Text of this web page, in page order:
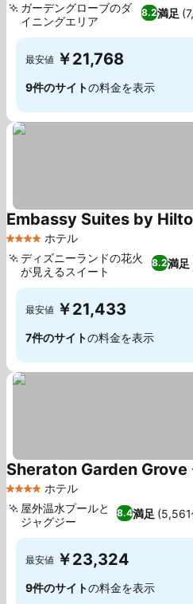
8.2満足
ガーデングローブのダ
イニングエリア
最安値 ￥21,768
9件のサイトの料金を表示
4 ホテルのランク
ホテル
Embassy Suites by
8.2満足
ディズニーランドの花火
が見えるスイート
最安値 ￥21,433
7件のサイトの料金を表示
4 ホテルのランク
ホテル
Sheraton Garden
8.4満足 (5,561
屋外温水プールと
ジャグジー
最安値 ￥23,324
9件のサイトの料金を表示